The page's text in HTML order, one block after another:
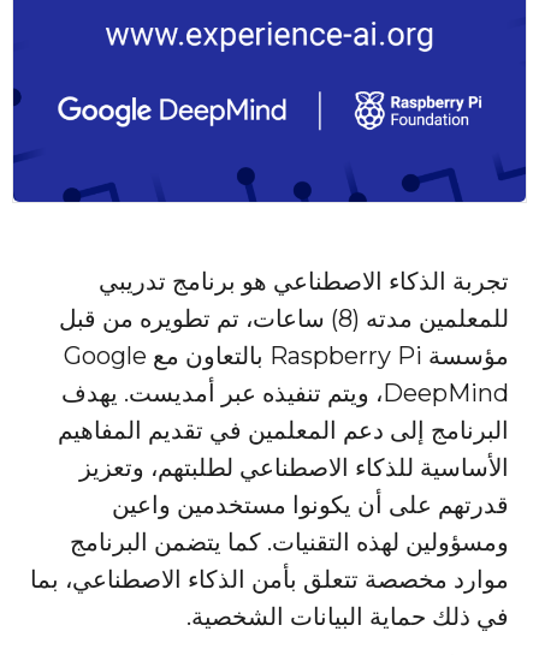
تجربة الذكاء الاصطناعي هو برنامج تدريبي
للمعلمين مدته (8) ساعات، تم تطويره من قبل
مؤسسة Raspberry Pi بالتعاون مع Google
DeepMind، ويتم تنفيذه عبر أمديست. يهدف
البرنامج إلى دعم المعلمين في تقديم المفاهيم
الأساسية للذكاء الاصطناعي لطلبتهم، وتعزيز
قدرتهم على أن يكونوا مستخدمين واعين
ومسؤولين لهذه التقنيات. كما يتضمن البرنامج
موارد مخصصة تتعلق بأمن الذكاء الاصطناعي، بما
في ذلك حماية البيانات الشخصية.